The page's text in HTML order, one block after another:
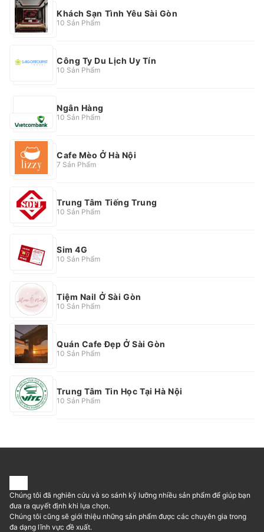
Khách Sạn Tình Yêu Sài Gòn
10 Sản Phẩm
Công Ty Du Lịch Uy Tín
10 Sản Phẩm
Ngân Hàng
10 Sản Phẩm
Cafe Mèo Ở Hà Nội
7 Sản Phẩm
Trung Tâm Tiếng Trung
10 Sản Phẩm
Sim 4G
10 Sản Phẩm
Tiệm Nail Ở Sài Gòn
10 Sản Phẩm
Quán Cafe Đẹp Ở Sài Gòn
10 Sản Phẩm
Trung Tâm Tin Học Tại Hà Nội
10 Sản Phẩm
Chúng tôi đã nghiên cứu và so sánh kỹ lưỡng nhiều sản phẩm để giúp bạn
đưa ra quyết định khi lựa chọn.
Chúng tôi cũng sẽ giới thiệu những sản phẩm được các chuyên gia trong
đa dạng lĩnh vực đề xuất.